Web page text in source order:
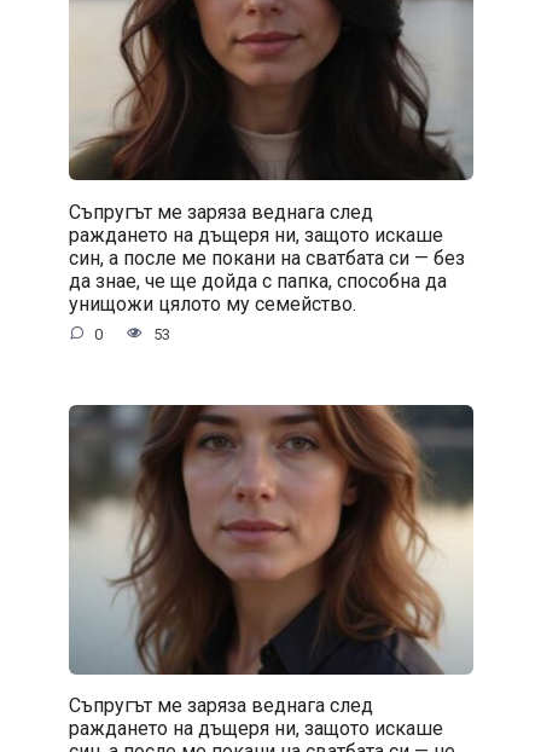
Съпругът ме заряза веднага след
раждането на дъщеря ни, защото искаше
син, а после ме покани на сватбата си — без
да знае, че ще дойда с папка, способна да
унищожи цялото му семейство.
0 53
Съпругът ме заряза веднага след
раждането на дъщеря ни, защото искаше